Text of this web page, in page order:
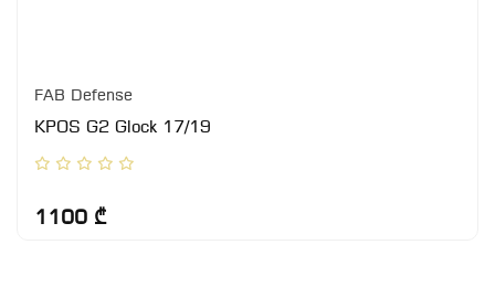
FAB Defense
KPOS G2 Glock 17/19
1100 ₾